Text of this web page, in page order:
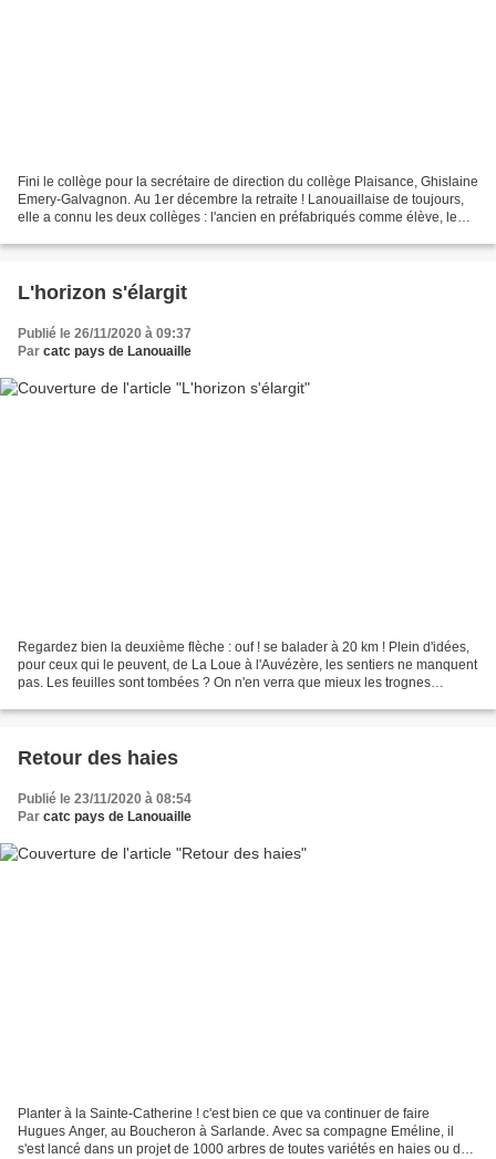
Fini le collège pour la secrétaire de direction du collège Plaisance, Ghislaine
Emery-Galvagnon. Au 1er décembre la retraite ! Lanouaillaise de toujours,
elle a connu les deux collèges : l'ancien en préfabriqués comme élève, le
L'horizon s'élargit
Publié le 26/11/2020 à 09:37
Par catc pays de Lanouaille
Regardez bien la deuxième flèche : ouf ! se balader à 20 km ! Plein d'idées,
pour ceux qui le peuvent, de La Loue à l'Auvézère, les sentiers ne manquent
pas. Les feuilles sont tombées ? On n'en verra que mieux les trognes
Retour des haies
Publié le 23/11/2020 à 08:54
Par catc pays de Lanouaille
Planter à la Sainte-Catherine ! c'est bien ce que va continuer de faire
Hugues Anger, au Boucheron à Sarlande. Avec sa compagne Eméline, il
s'est lancé dans un projet de 1000 arbres de toutes variétés en haies ou de